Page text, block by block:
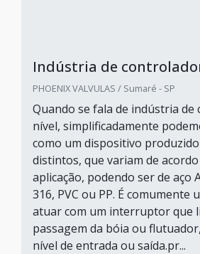
Indústria de
PHOENIX VALVULAS / Sumaré - SP
Quando se fala de indústria de
nível, simplificadamente
como um dispositivo
distintos, que variam de
aplicação, podendo ser de aço
316, PVC ou PP. É comumente
atuar com um interruptor que
passagem da bóia ou
nível de entrada ou saída.pr...